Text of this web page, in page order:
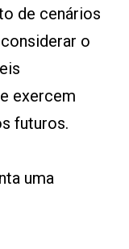
de cenários
o
exercem
futuros.
uma